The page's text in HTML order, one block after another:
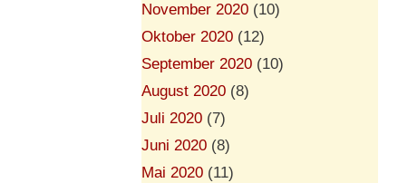
November 2020 (10)
Oktober 2020 (12)
September 2020 (10)
August 2020 (8)
Juli 2020 (7)
Juni 2020 (8)
Mai 2020 (11)